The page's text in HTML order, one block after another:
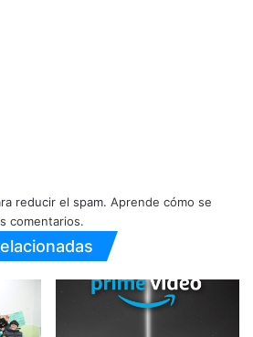
reducir el spam. Aprende cómo se
comentarios.